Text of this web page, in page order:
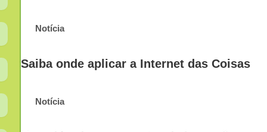
Notícia
Saiba onde aplicar a Internet das Coisas
Notícia